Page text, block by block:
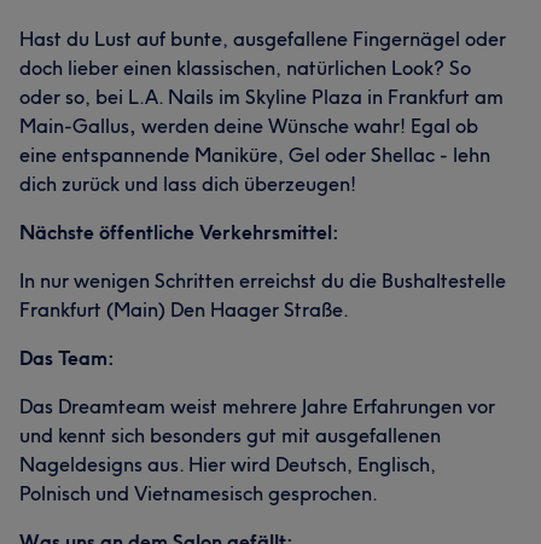
Hast du Lust auf bunte, ausgefallene Fingernägel oder
doch lieber einen klassischen, natürlichen Look? So
oder so, bei L.A. Nails im Skyline Plaza in Frankfurt am
Main-Gallus, werden deine Wünsche wahr! Egal ob
eine entspannende Maniküre, Gel oder Shellac - lehn
dich zurück und lass dich überzeugen!
Nächste öffentliche Verkehrsmittel:
In nur wenigen Schritten erreichst du die Bushaltestelle
Frankfurt (Main) Den Haager Straße.
Das Team:
Das Dreamteam weist mehrere Jahre Erfahrungen vor
und kennt sich besonders gut mit ausgefallenen
Nageldesigns aus. Hier wird Deutsch, Englisch,
Polnisch und Vietnamesisch gesprochen.